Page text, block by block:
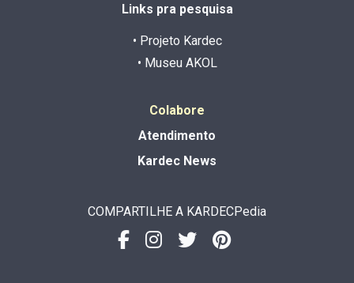
Links pra pesquisa
• Projeto Kardec
• Museu AKOL
Colabore
Atendimento
Kardec News
COMPARTILHE A KARDECPedia